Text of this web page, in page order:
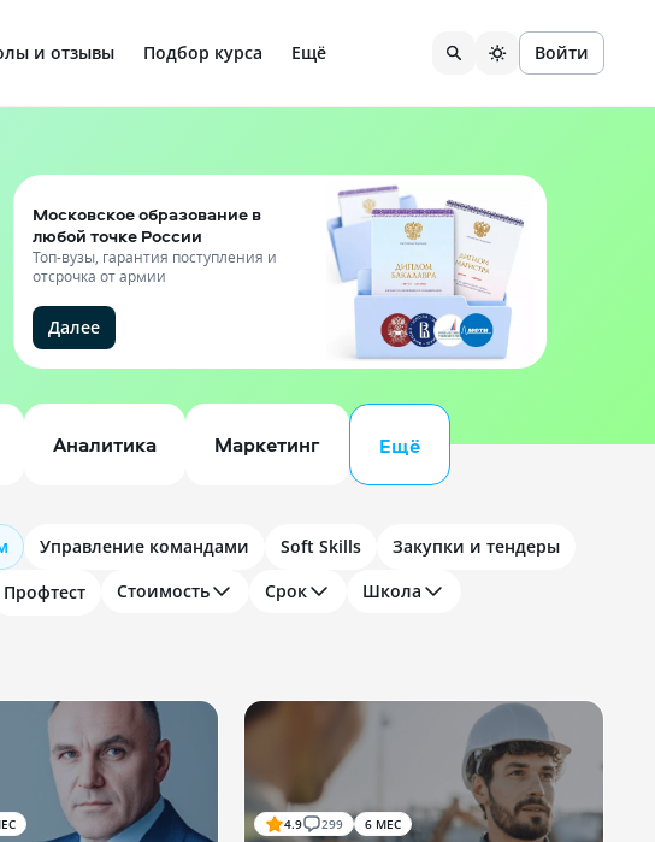
и отзывы Подбор курса Ещё Войти
Московское образование в
любой точке России
Топ-вузы, гарантия поступления и
отсрочка от армии
Далее
Аналитика Маркетинг Ещё
Управление командами Soft Skills
Закупки и тендеры
Профтест Стоимость Срок Школа
4.9 299 6 МЕС